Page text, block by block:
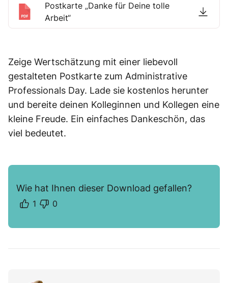
Postkarte „Danke für Deine tolle
Arbeit“
Zeige Wertschätzung mit einer liebevoll
gestalteten Postkarte zum Administrative
Professionals Day. Lade sie kostenlos herunter
und bereite deinen Kolleginnen und Kollegen eine
kleine Freude. Ein einfaches Dankeschön, das
viel bedeutet.
Wie hat Ihnen dieser Download gefallen?
1 0